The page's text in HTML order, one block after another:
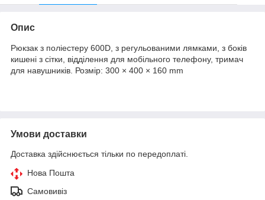
Опис
Рюкзак з поліестеру 600D, з регульованими лямками, з боків
кишені з сітки, відділення для мобільного телефону, тримач
для навушників. Розмір: 300 × 400 × 160 mm
Умови доставки
Доставка здійснюється тільки по передоплаті.
Нова Пошта
Самовивіз